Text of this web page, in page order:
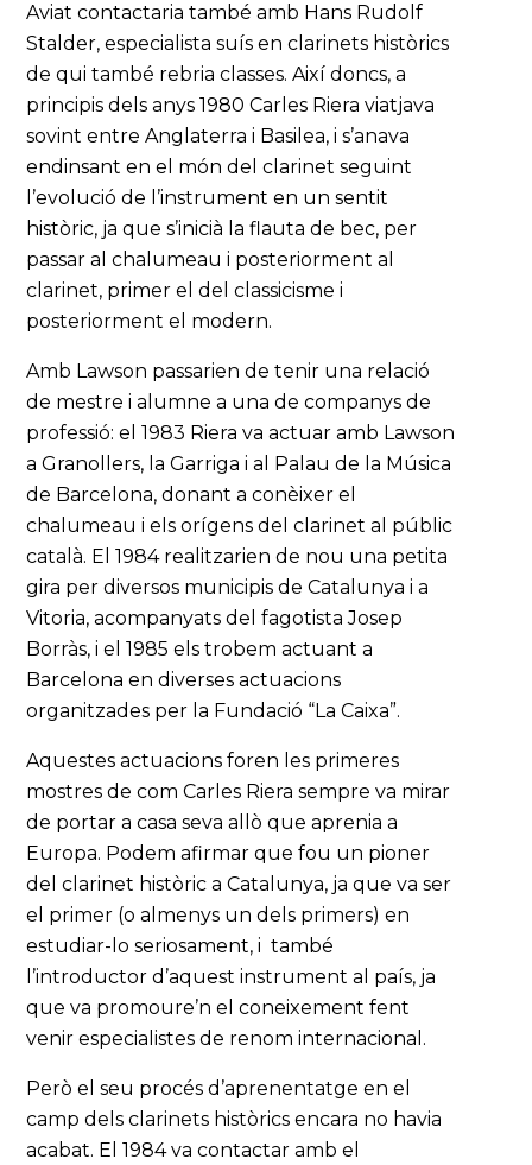
Aviat contactaria també amb Hans Rudolf
Stalder, especialista suís en clarinets històrics
de qui també rebria classes. Així doncs, a
principis dels anys 1980 Carles Riera viatjava
sovint entre Anglaterra i Basilea, i s’anava
endinsant en el món del clarinet seguint
l’evolució de l’instrument en un sentit
històric, ja que s’inicià la flauta de bec, per
passar al chalumeau i posteriorment al
clarinet, primer el del classicisme i
posteriorment el modern.
Amb Lawson passarien de tenir una relació
de mestre i alumne a una de companys de
professió: el 1983 Riera va actuar amb Lawson
a Granollers, la Garriga i al Palau de la Música
de Barcelona, donant a conèixer el
chalumeau i els orígens del clarinet al públic
català. El 1984 realitzarien de nou una petita
gira per diversos municipis de Catalunya i a
Vitoria, acompanyats del fagotista Josep
Borràs, i el 1985 els trobem actuant a
Barcelona en diverses actuacions
organitzades per la Fundació “La Caixa”.
Aquestes actuacions foren les primeres
mostres de com Carles Riera sempre va mirar
de portar a casa seva allò que aprenia a
Europa. Podem afirmar que fou un pioner
del clarinet històric a Catalunya, ja que va ser
el primer (o almenys un dels primers) en
estudiar-lo seriosament, i també
l’introductor d’aquest instrument al país, ja
que va promoure’n el coneixement fent
venir especialistes de renom internacional.
Però el seu procés d’aprenentatge en el
camp dels clarinets històrics encara no havia
acabat. El 1984 va contactar amb el